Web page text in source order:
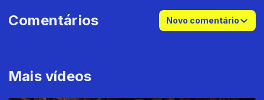
Mais vídeos
Comentários Novo comentário